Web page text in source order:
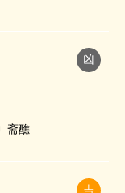
凶
斋醮
吉